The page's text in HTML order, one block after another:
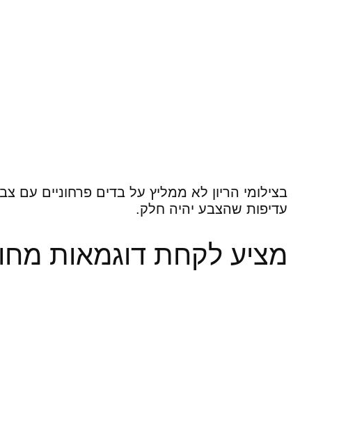
בצילומי הריון לא ממליץ על בדים פרחוניים עם
עדיפות שהצבע יהיה חלק.
מציע לקחת דוגמאות